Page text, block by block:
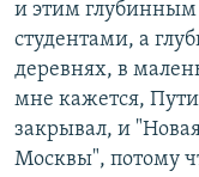
и этим
студентами, а
деревнях, в
мне кажется,
закрывал, и
Москвы", потому